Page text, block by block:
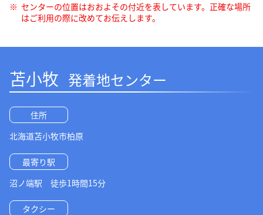
センターの位置はおおよその付近を表しています。正確な場所
はご利用の際に改めてお伝えします。
苫小牧 発着地センター
住所
北海道苫小牧市柏原
最寄り駅
沼ノ端駅 徒歩1時間15分
タクシー